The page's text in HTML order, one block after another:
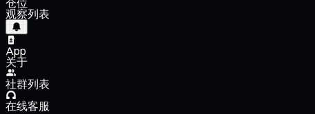
仓位
观察列表
App
关于
社群列表
在线客服